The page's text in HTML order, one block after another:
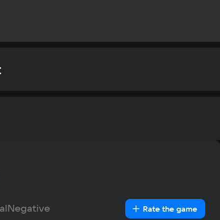
@ 3.1 Ghz
16 GB
German
Italian
Negative Rate the game